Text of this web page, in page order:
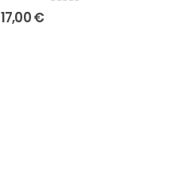
17,00€